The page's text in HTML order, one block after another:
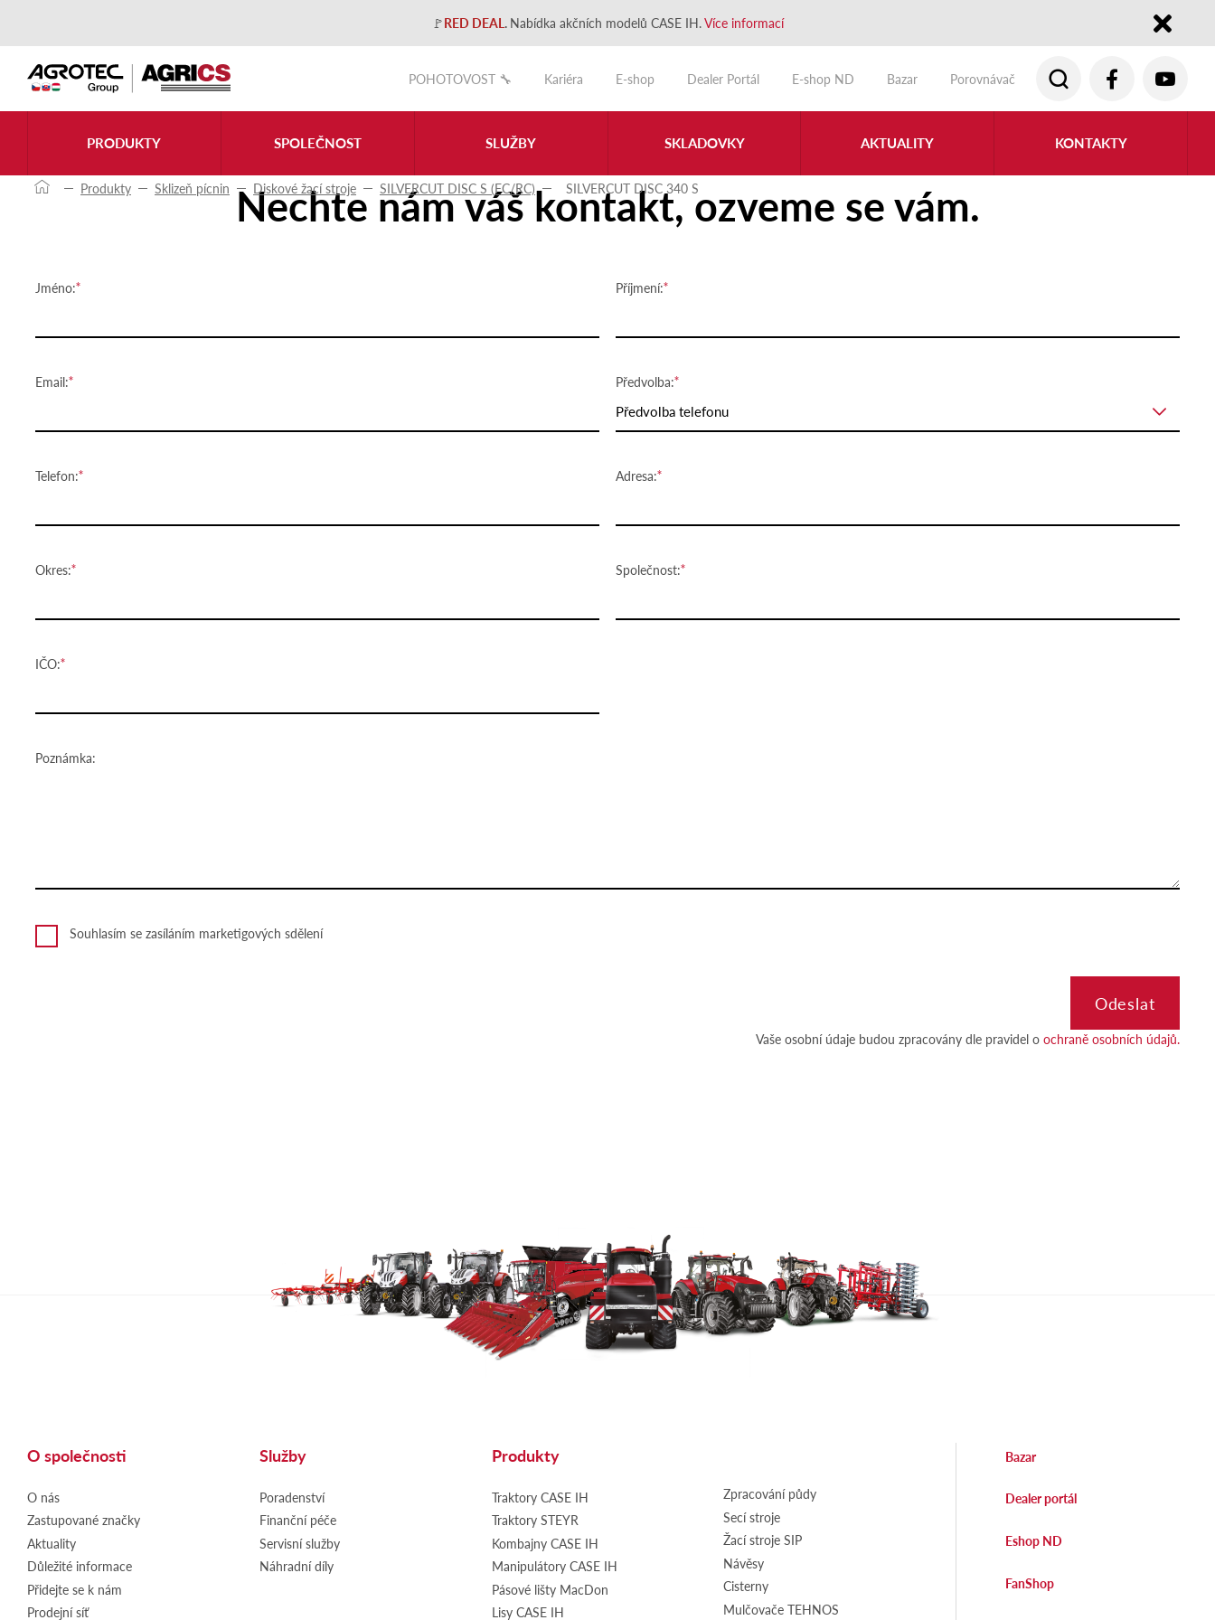
🚩RED DEAL. Nabídka akčních modelů CASE IH.Více informací
POHOTOVOST 🔧
Kariéra E-shop Dealer Portál E-shop ND Bazar Porovnávač
PRODUKTY SPOLEČNOST SLUŽBY SKLADOVKY AKTUALITY KONTAKTY
Produkty Sklizeň pícnin Diskové žací stroje SILVERCUT DISC S (FC/RC) SILVERCUT DISC 340 S
Kontaktujte nás
Nechte nám váš kontakt, ozveme se vám.
Jméno: Příjmení:
Email: Předvolba:
Předvolba telefonu
Telefon: Adresa:
Okres: Společnost:
IČO:
Poznámka:
Souhlasím se zasíláním marketigových sdělení
Vaše osobní údaje budou zpracovány dle pravidel o ochraně osobních údajů.
O společnosti
O nás
Zastupované značky
Aktuality
Důležité informace
Přidejte se k nám
Prodejní síť
Služby
Poradenství
Finanční péče
Servisní služby
Náhradní díly
Produkty
Traktory CASE IH
Traktory STEYR
Kombajny CASE IH
Manipulátory CASE IH
Pásové lišty MacDon
Lisy CASE IH
Zpracování půdy
Secí stroje
Žací stroje SIP
Návěsy
Cisterny
Mulčovače TEHNOS
Bazar
Dealer portál
Eshop ND
FanShop